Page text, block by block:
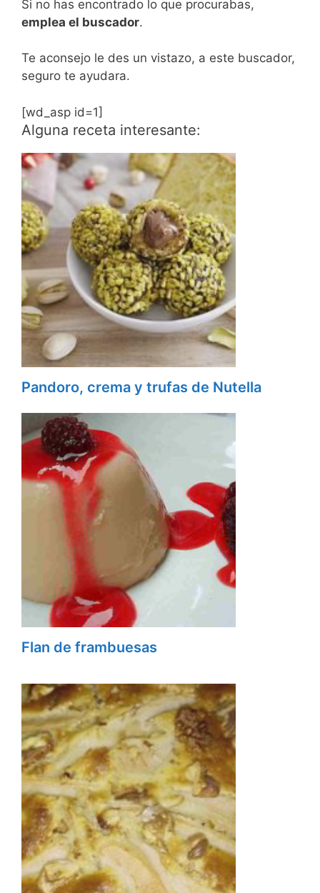
Si no has encontrado lo que procurabas,
emplea el buscador.
Te aconsejo le des un vistazo, a este buscador,
seguro te ayudara.
[wd_asp id=1]
Alguna receta interesante:
Pandoro, crema y trufas de Nutella
Flan de frambuesas